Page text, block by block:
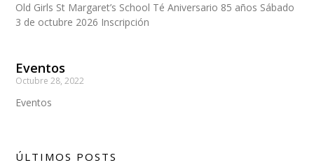
Old Girls St Margaret’s School Té Aniversario 85 años Sábado
3 de octubre 2026 Inscripción
Eventos
Octubre 28, 2022
Eventos
ÚLTIMOS POSTS